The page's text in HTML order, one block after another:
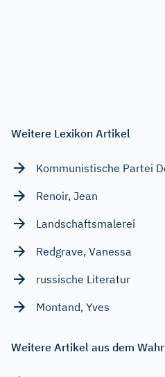
Weitere Lexikon Artikel
Kommunistische Partei
Renoir, Jean
Landschaftsmalerei
Redgrave, Vanessa
russische Literatur
Montand, Yves
Weitere Artikel aus dem